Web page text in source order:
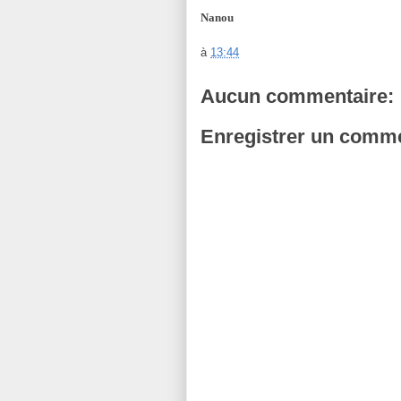
Nanou
à 13:44
Aucun commentaire:
Enregistrer un